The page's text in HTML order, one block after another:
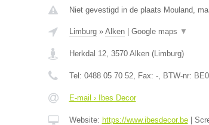
Niet gevestigd in de plaats Mouland,
Limburg» Alken| Google maps ▼
Herkdal 12, 3570 Alken(Limburg)
Tel: 0488 05 70 52, Fax: -, BTW-nr:
E-mail › Ibes Decor
Website: https://www.ibesdecor.be|